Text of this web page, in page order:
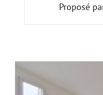
Proposé